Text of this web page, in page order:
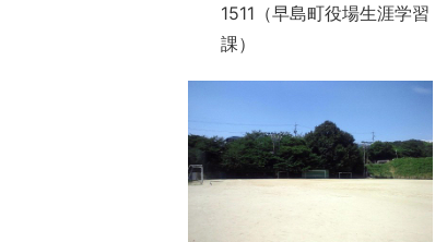
1511（早島町役場生涯学習
課）